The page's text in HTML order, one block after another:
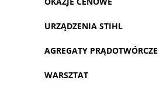
URZĄDZENIA STIHL
AGREGATY PRĄDOTWÓRCZE
WARSZTAT